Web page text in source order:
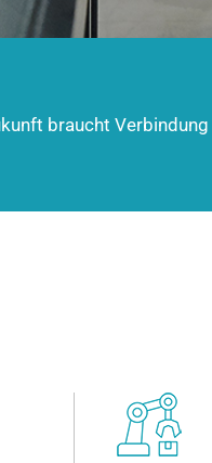
braucht Verbindung